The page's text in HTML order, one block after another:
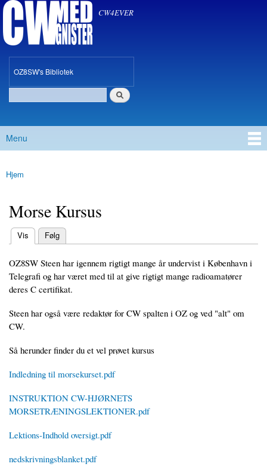
CW med Gnister CW4EVER
oz8swOZ8SW's Bibliotek
Søgefelt
Hovedmenu
Menu
Du er her
Hjem
Morse Kursus
Primære faneblade
Vis
(aktiv fane) Følg
OZ8SW Steen har igennem rigtigt mange år undervist i København i
Telegrafi og har været med til at give rigtigt mange radioamatører
deres C certifikat.
Steen har også være redaktør for CW spalten i OZ og ved "alt" om
CW.
Så herunder finder du et vel prøvet kursus
Indledning til morsekurset.pdf
INSTRUKTION CW-HJØRNETS
MORSETRÆNINGSLEKTIONER.pdf
Lektions-Indhold oversigt.pdf
nedskrivningsblanket.pdf